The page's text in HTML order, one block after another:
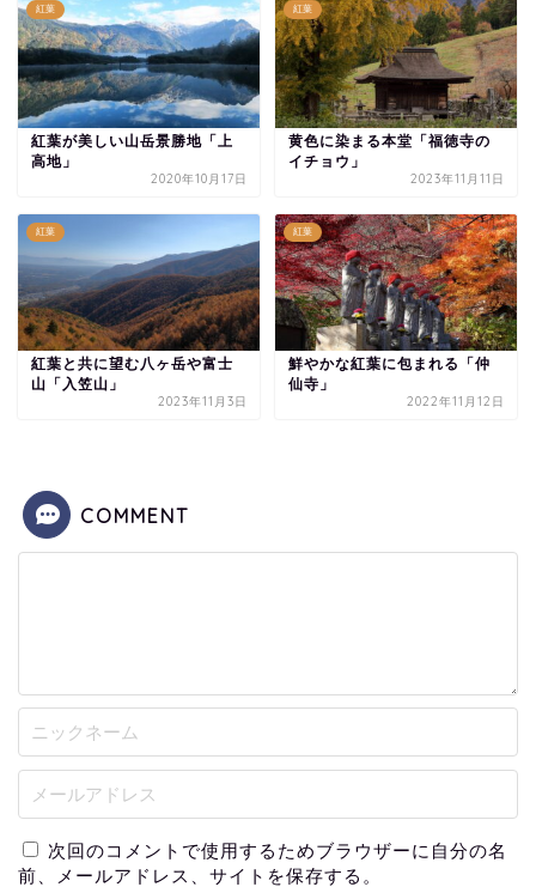
紅葉
紅葉が美しい山岳景勝地「上
高地」
2020年10月17日
紅葉
黄色に染まる本堂「福徳寺の
イチョウ」
2023年11月11日
紅葉
紅葉と共に望む八ヶ岳や富士
山「入笠山」
2023年11月3日
紅葉
鮮やかな紅葉に包まれる「仲
仙寺」
2022年11月12日
COMMENT
次回のコメントで使用するためブラウザーに自分の名
前、メールアドレス、サイトを保存する。